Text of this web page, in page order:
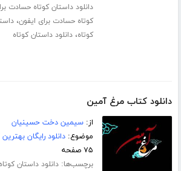
دانلود داستان کوتاه حسادت
کوتاه حسادت برای ایفون،
کوتاه،دانلود داستان کوتاه
دانلود کتاب مرغ آمین
از:سیمین دخت حسینیان
موضوع:دانلود رایگان
۷۵ صفحه
برچسب‌ها:دانلود داستان